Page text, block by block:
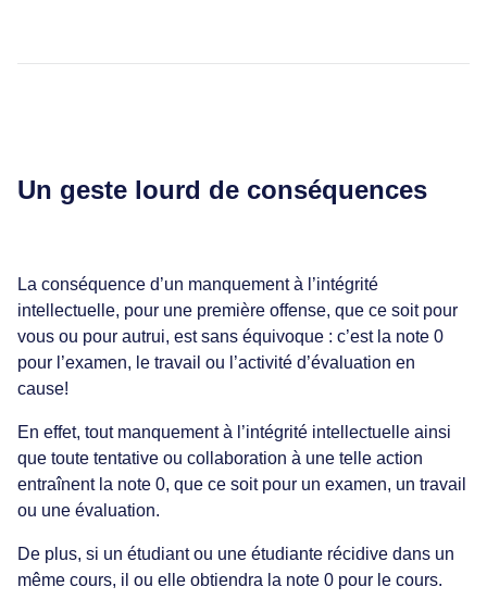
Un geste lourd de conséquences
La conséquence d’un manquement à l’intégrité
intellectuelle, pour une première offense, que ce soit pour
vous ou pour autrui, est sans équivoque : c’est la note 0
pour l’examen, le travail ou l’activité d’évaluation en
cause!
En effet, tout manquement à l’intégrité intellectuelle ainsi
que toute tentative ou collaboration à une telle action
entraînent la note 0, que ce soit pour un examen, un travail
ou une évaluation.
De plus, si un étudiant ou une étudiante récidive dans un
même cours, il ou elle obtiendra la note 0 pour le cours.